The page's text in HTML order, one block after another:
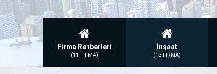
Firma Rehberleri
(11 FİRMA)
İnşaat
(13 FİRMA)